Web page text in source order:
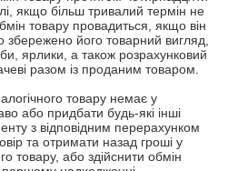
якщо більш тривалий термін не
товару провадиться, якщо він
збережено його товарний вигляд,
ярлики, а також розрахунковий
разом із проданим товаром.
товару немає у
або придбати будь-які інші
з відповідним перерахунком
та отримати назад гроші у
товару, або здійснити обмін